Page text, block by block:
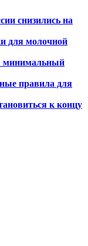
снизились на
для молочной
минимальный
правила для
к концу